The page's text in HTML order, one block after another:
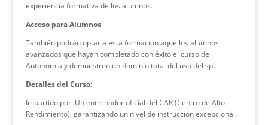
experiencia formativa de los alumnos.
Acceso para Alumnos:
También podrán optar a esta formación aquellos alumnos
avanzados que hayan completado con éxito el curso de
Autonomía y demuestren un dominio total del uso del spi.
Detalles del Curso:
Impartido por: Un entrenador oficial del CAR (Centro de Alto
Rendimiento), garantizando un nivel de instrucción excepcional.